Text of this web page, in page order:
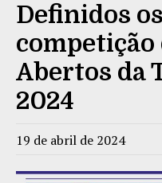
Definidos
competição
Abertos da
2024
19 de abril de 2024